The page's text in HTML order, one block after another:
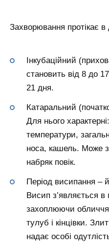
Захворювання протікає в
Інкубаційний
становить від 8 до
21 дня.
Катаральний
Для нього
температури,
носа, кашель. Може
набряк повік.
Період висипання –
Висип з’являється в
захоплюючи
тулуб і кінцівки.
надає особі